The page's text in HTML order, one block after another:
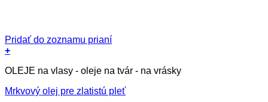
Pridať do zoznamu prianí
+
produkt
viacero
OLEJE na vlasy - oleje na tvár - na vrásky
Mrkvový olej pre zlatistú pleť